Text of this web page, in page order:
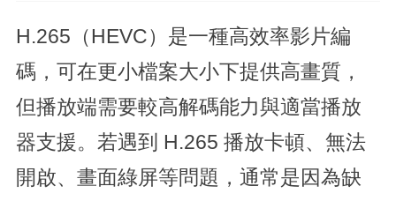
H.265（HEVC）是一種高效率影片編
碼，可在更小檔案大小下提供高畫質，
但播放端需要較高解碼能力與適當播放
器支援。若遇到 H.265 播放卡頓、無法
開啟、畫面綠屏等問題，通常是因為缺